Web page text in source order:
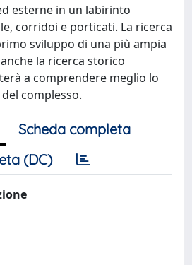
esterne in un labirinto
corridoi e porticati. La ricerca
sviluppo di una più ampia
la ricerca storico
a comprendere meglio lo
complesso.
Scheda completa
(DC)